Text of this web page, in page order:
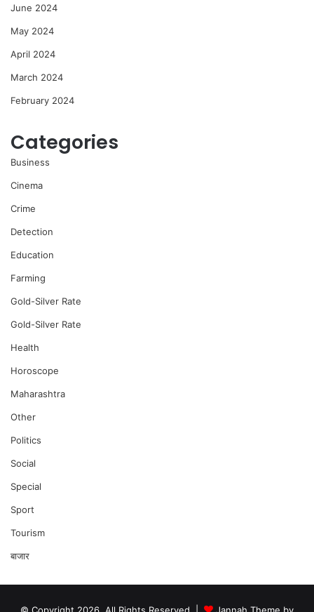
June 2024
May 2024
April 2024
March 2024
February 2024
Categories
Business
Cinema
Crime
Detection
Education
Farming
Gold-Silver Rate
Gold-Silver Rate
Health
Horoscope
Maharashtra
Other
Politics
Social
Special
Sport
Tourism
बाजार